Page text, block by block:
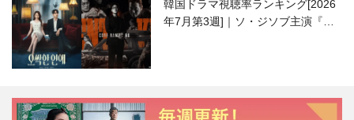
韓国ドラマ視聴率ランキング[2026
年7月第3週]｜ソ・ジソブ主演『エ